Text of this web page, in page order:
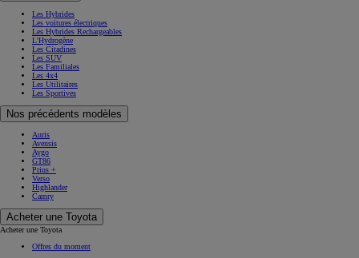
Les Hybrides
Les voitures électriques
Les Hybrides Rechargeables
L'Hydrogène
Les Citadines
Les SUV
Les Familiales
Les 4x4
Les Utilitaires
Les Sportives
Nos précédents modèles
Auris
Avensis
Aygo
GT86
Prius +
Verso
Highlander
Camry
Acheter une Toyota
Acheter une Toyota
Offres du moment